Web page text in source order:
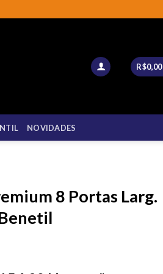
R$0,00
NOVIDADES
8 Portas Larg.